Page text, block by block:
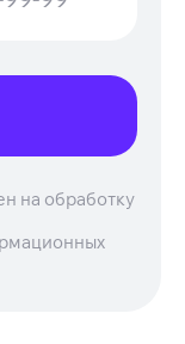
на обработку